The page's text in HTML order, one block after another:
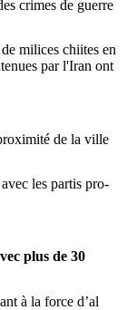
crimes de guerre
milices chiites en
par l'Iran ont
de la ville
les partis pro-
plus de 30
à la force d’al